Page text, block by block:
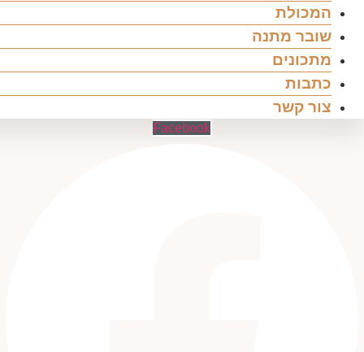
המכולת
שובר מתנה
מתכונים
כתבות
צור קשר
Facebook